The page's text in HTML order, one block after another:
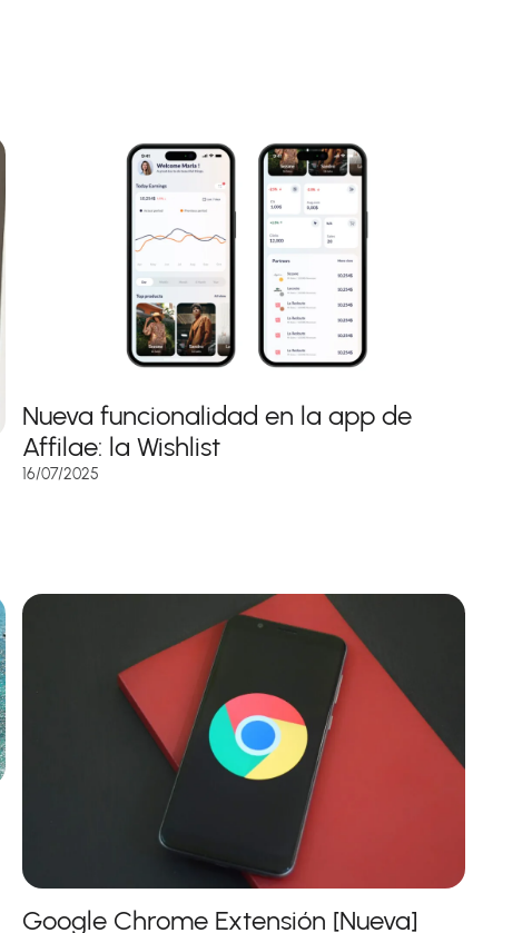
Nueva funcionalidad en la app de
Affilae: la Wishlist
16/07/2025
Google Chrome Extensión [Nueva]